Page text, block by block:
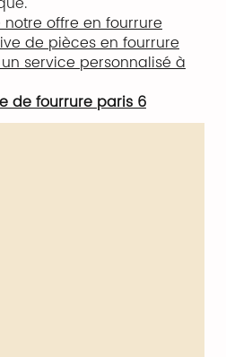
offre en fourrure
de pièces en fourrure
service personnalisé à
de fourrure paris 6